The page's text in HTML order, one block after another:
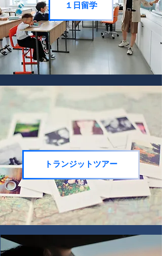
１日留学
トランジットツアー